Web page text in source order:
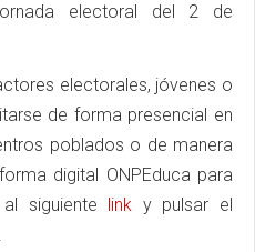
electoral del 2 de
electorales, jóvenes o
de forma presencial en
poblados o de manera
digital ONPEduca para
siguiente link y pulsar el